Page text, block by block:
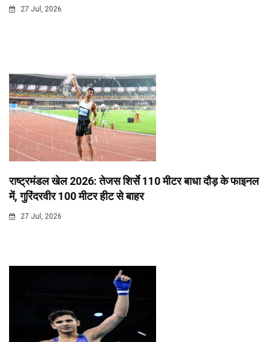
27 Jul, 2026
राष्ट्रमंडल खेल 2026: तेजस शिर्से 110 मीटर बाधा दौड़ के फाइनल
में, गुरिंदरवीर 100 मीटर हीट से बाहर
27 Jul, 2026